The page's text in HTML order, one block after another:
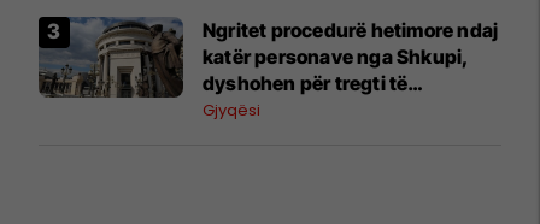
Ngritet procedurë hetimore ndaj
katër personave nga Shkupi,
dyshohen për tregti të
paligjshme me lëndë narkotike
Gjyqësi